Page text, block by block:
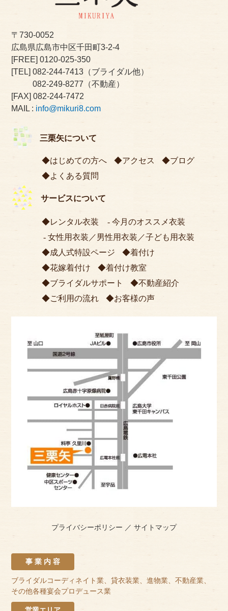
〒730-0052
広島県広島市中区千田町3-2-4
[FREE]0120-025-350
[TEL] 082-244-7413 （ブライダル他）
082-249-8277 （不動産）
[FAX] 082-244-7472
MAIL : info@mikuri8.com
三栗矢について
はじめての方へ アクセス
ブログ
よくある質問
サービスについて
レンタル衣装
今月のオススメ衣装
女性用衣装 ／男性用衣装 ／子ども用衣装
成人式特設ページ
着付け
花嫁着付け
着付け教室
ブライダルサポート
不動産紹介
ご利用の流れ
お客様の声
プライバシーポリシー ／ サイトマップ
事 業 内 容
ブライダルコーディネイト業、貸衣装業、進物業、不動産業、
その他各種宴会プロデュース業